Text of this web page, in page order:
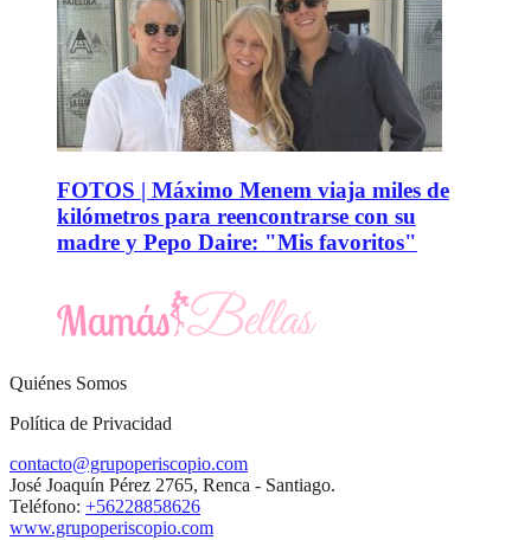
FOTOS | Máximo Menem viaja miles de
kilómetros para reencontrarse con su
madre y Pepo Daire: "Mis favoritos"
Quiénes Somos
Política de Privacidad
contacto@grupoperiscopio.com
José Joaquín Pérez 2765, Renca - Santiago.
Teléfono: +56228858626
www.grupoperiscopio.com